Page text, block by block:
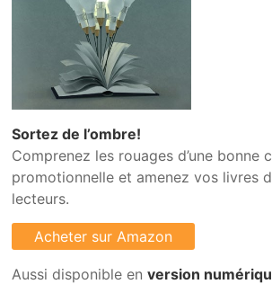
Sortez de l’ombre!
Comprenez les rouages d’une bonne
promotionnelle et amenez vos livres
lecteurs.
Aussi disponible enversion